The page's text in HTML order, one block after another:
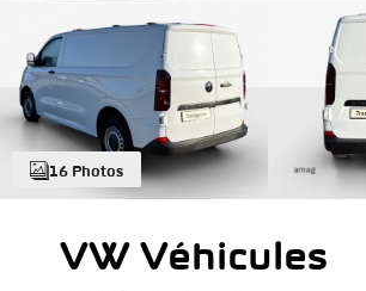
16 Photos
VW Véhicules